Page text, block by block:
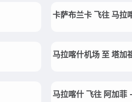
卡萨布兰卡 飞往 马拉
马拉喀什机场 至 塔加
马拉喀什 飞往 阿加菲